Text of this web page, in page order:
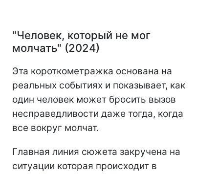
"Человек, который не мог
молчать" (2024)
Эта короткометражка основана на
реальных событиях и показывает, как
один человек может бросить вызов
несправедливости даже тогда, когда
все вокруг молчат.
Главная линия сюжета закручена на
ситуации которая происходит в